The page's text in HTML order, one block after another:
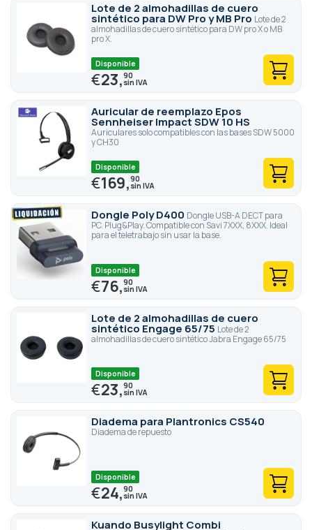
Lote de 2 almohadillas de cuero
sintético para DW Pro y MB Pro Lote de 2
almohadillas de cuero sintético para DW pro X o MB
pro X.
Disponible
€23,90
Auricular de reemplazo Epos
Sennheiser Impact SDW 10 HS
Auriculares solo compatibles con las bases SDW 5000
y CH30
Disponible
€169,90
Dongle Poly D400 Dongle USB-A DECT para
PC. Plug&Play. Compatible con Savi 7XXX, 8XXX. Ideal
para el teletrabajo sin usar la base.
Disponible
€76,90
Lote de 2 almohadillas de cuero
sintético Engage 65/75 Lote de 2
almohadillas de cuero sintético Jabra Engage 65/75
Disponible
€23,90
Diadema para Plantronics CS540
Diadema de repuesto
Disponible
€24,90
Kuando Busylight Combi